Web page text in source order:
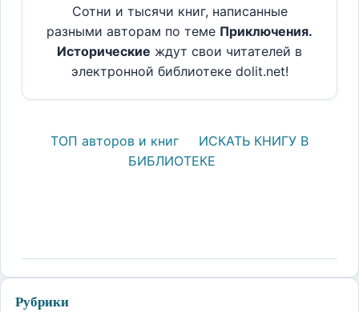
Сотни и тысячи книг, написанные
разными авторам по теме Приключения.
Исторические ждут свои читателей в
электронной библиотеке dolit.net!
ТОП авторов и книг
ИСКАТЬ КНИГУ В
БИБЛИОТЕКЕ
Рубрики